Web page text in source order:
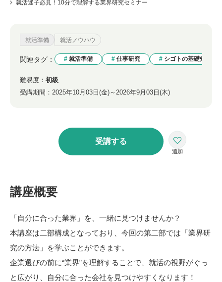
就活迷子必見！10分で理解する業界研究セミナー
就活準備 就活ノウハウ
関連タグ： 就活準備 仕事研究 シゴトの基礎知識
難易度： 初級
受講期間： 2025年10月03日(金)～2026年9月03日(木)
受講する
講座概要
「自分に合った業界」を、一緒に見つけませんか？
本講座は二部構成となっており、今回の第二部では「業界研
究の方法」を学ぶことができます。
企業選びの前に“業界”を理解することで、就活の視野がぐっ
と広がり、自分に合った会社を見つけやすくなります！